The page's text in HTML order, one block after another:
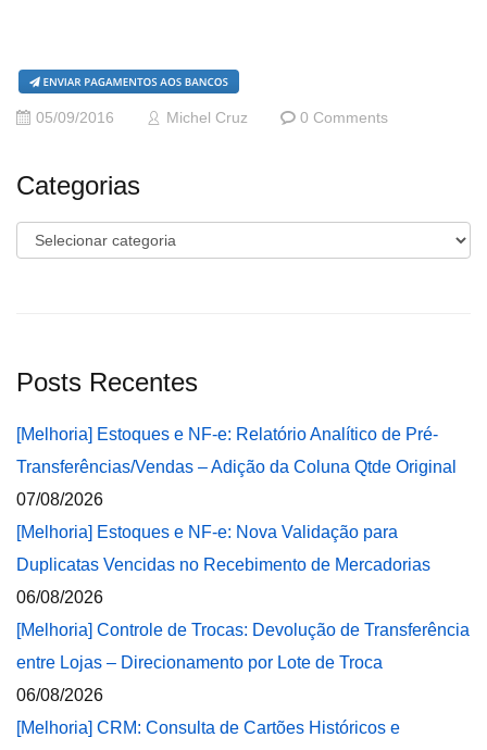
05/09/2016 Michel Cruz 0 Comments
Categorias
Categorias
Posts Recentes
[Melhoria] Estoques e NF-e: Relatório Analítico de Pré-
Transferências/Vendas – Adição da Coluna Qtde Original
07/08/2026
[Melhoria] Estoques e NF-e: Nova Validação para
Duplicatas Vencidas no Recebimento de Mercadorias
06/08/2026
[Melhoria] Controle de Trocas: Devolução de Transferência
entre Lojas – Direcionamento por Lote de Troca
06/08/2026
[Melhoria] CRM: Consulta de Cartões Históricos e